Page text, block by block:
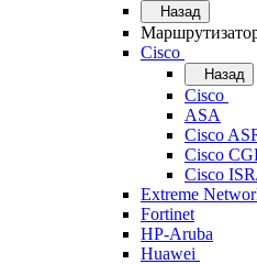
Назад
Cisco
Назад
Cisco
ASA
Cisco
Cisco
Cisco
Extreme
Fortinet
HP-Aruba
Huawei